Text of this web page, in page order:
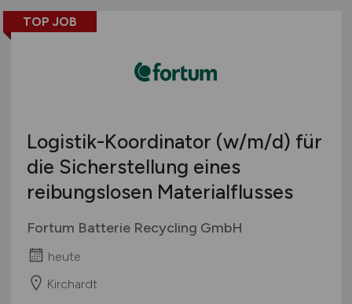
TOP JOB
Logistik-Koordinator (w/m/d) für
die Sicherstellung eines
reibungslosen Materialflusses
Fortum Batterie Recycling GmbH
heute
Kirchardt